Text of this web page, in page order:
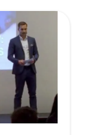
di
onboarding
e
firma
elettronica
in
Xpollens